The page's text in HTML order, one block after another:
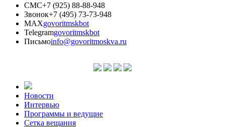
СМС+7 (925) 88-88-948
Звонок+7 (495) 73-73-948
MAXgovoritmskbot
Telegramgovoritmskbot
Письмоinfo@govoritmoskva.ru
Новости
Интервью
Программы и ведущие
Сетка вещания